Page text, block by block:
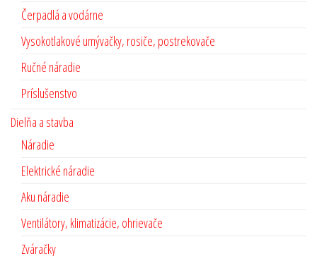
Čerpadlá a vodárne
Vysokotlakové umývačky, rosiče, postrekovače
Ručné náradie
Príslušenstvo
Dielňa a stavba
Náradie
Elektrické náradie
Aku náradie
Ventilátory, klimatizácie, ohrievače
Zváračky